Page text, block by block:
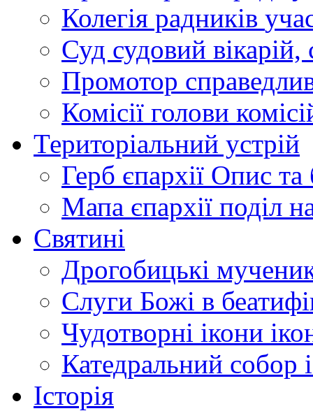
Колегія радників
Суд судовий вікарій,
Промотор
Комісії голови
Територіальний устрій
Герб єпархії Опис та
Мапа єпархії поділ
Святині
Дрогобицькі
Слуги Божі в
Чудотворні ікони
Катедральний собор
Історія